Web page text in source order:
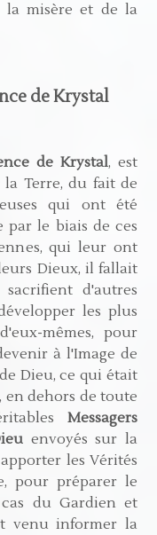
la misère et de la
de Krystal
de Krystal, est
Terre, du fait de
qui ont été
par le biais de ces
qui leur ont
Dieux, il fallait
d'autres
les plus
mêmes, pour
à l'Image de
Dieu, ce qui était
en dehors de toute
Messagers
envoyés sur la
les Vérités
pour préparer le
du Gardien et
venu informer la